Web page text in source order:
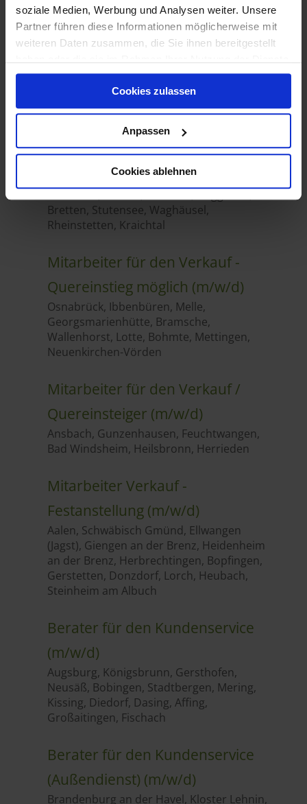
soziale Medien, Werbung und Analysen weiter. Unsere
Partner führen diese Informationen möglicherweise mit
weiteren Daten zusammen, die Sie ihnen bereitgestellt
gesammelt haben.
Cookies zulassen
Anpassen
Cookies ablehnen